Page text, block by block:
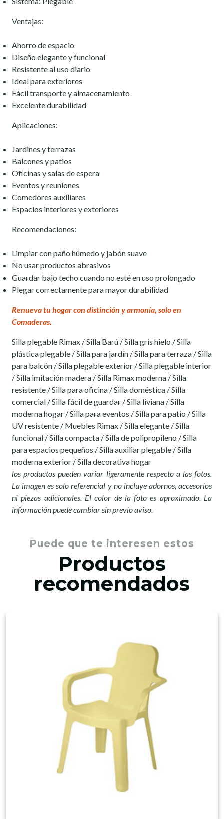
Ventajas:
Ahorro de espacio
Diseño elegante y funcional
Resistente al uso diario
Ideal para exteriores
Fácil transporte y almacenamiento
Excelente durabilidad
Aplicaciones:
Jardines y terrazas
Balcones y patios
Oficinas y salas de espera
Eventos y reuniones
Comedores auxiliares
Espacios interiores y exteriores
Recomendaciones:
Limpiar con paño húmedo y jabón suave
No usar productos abrasivos
Guardar bajo techo cuando no esté en uso prolongado
Plegar correctamente para mayor durabilidad
Renueva tu hogar con distinción y armonía, solo en
Comaderas.
Silla plegable Rimax / Silla Barú / Silla gris hielo / Silla
plástica plegable / Silla para jardín / Silla para terraza / Silla
para balcón / Silla plegable exterior / Silla plegable interior
/ Silla imitación madera / Silla Rimax moderna / Silla
resistente / Silla para oficina / Silla doméstica / Silla
comercial / Silla fácil de guardar / Silla liviana / Silla
moderna hogar / Silla para eventos / Silla para patio / Silla
UV resistente / Muebles Rimax / Silla elegante / Silla
funcional / Silla compacta / Silla de polipropileno / Silla
para espacios pequeños / Silla auxiliar plegable / Silla
moderna exterior / Silla decorativa hogar
los productos pueden variar ligeramente respecto a las fotos.
La imagen es solo referencial y no incluye adornos, accesorios
ni piezas adicionales. El color de la foto es aproximado. La
información puede cambiar sin previo aviso.
Puede que te interesen estos
Productos
recomendados